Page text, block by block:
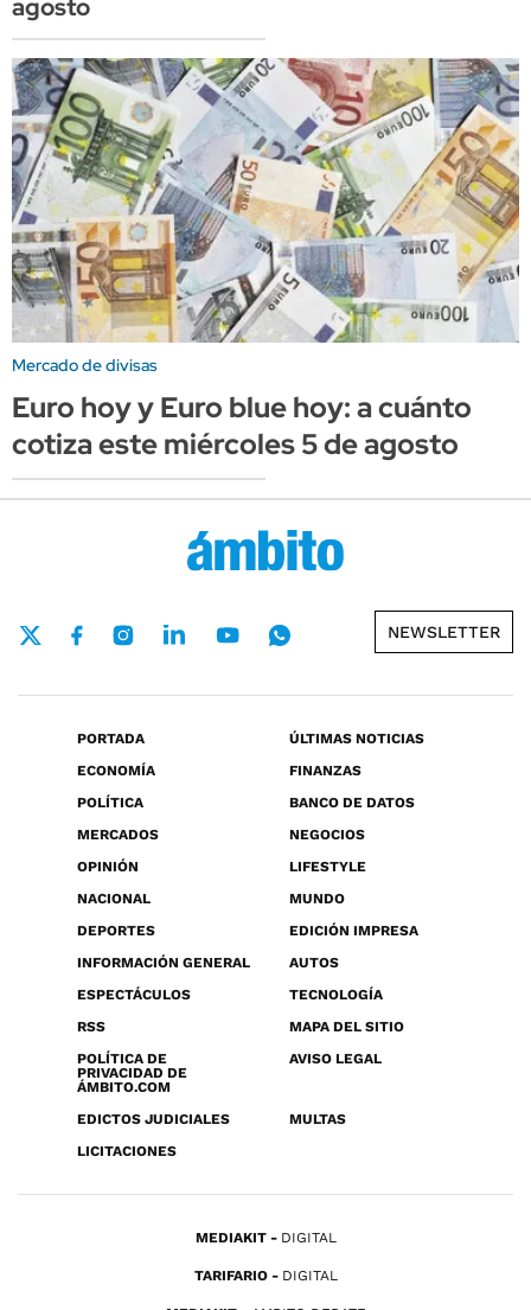
agosto
Mercado de divisas
Euro hoy y Euro blue hoy: a cuánto
cotiza este miércoles 5 de agosto
NEWSLETTER
PORTADA
ÚLTIMAS NOTICIAS
ECONOMÍA
FINANZAS
POLÍTICA
BANCO DE DATOS
MERCADOS
NEGOCIOS
OPINIÓN
LIFESTYLE
NACIONAL
MUNDO
DEPORTES
EDICIÓN IMPRESA
INFORMACIÓN GENERAL
AUTOS
ESPECTÁCULOS
TECNOLOGÍA
RSS
MAPA DEL SITIO
POLÍTICA DE
PRIVACIDAD DE
ÁMBITO.COM
AVISO LEGAL
EDICTOS JUDICIALES
MULTAS
LICITACIONES
MEDIAKIT DIGITAL
TARIFARIO DIGITAL